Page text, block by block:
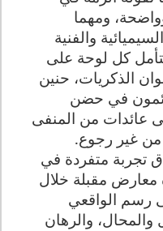
ومهما
والفنية
كل لوحة على
الذكريات، حنين
في حضن
عائدات من المنفى
من غير رجوع.
تجربة متفردة في
معارض مقبلة خلال
رسم الواقعي
والمحال، والرهان